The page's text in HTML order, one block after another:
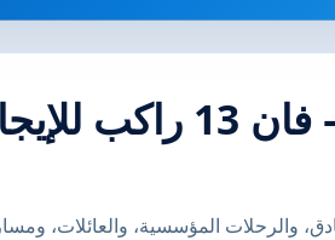
والرحلات المؤسسية، والعائلات،